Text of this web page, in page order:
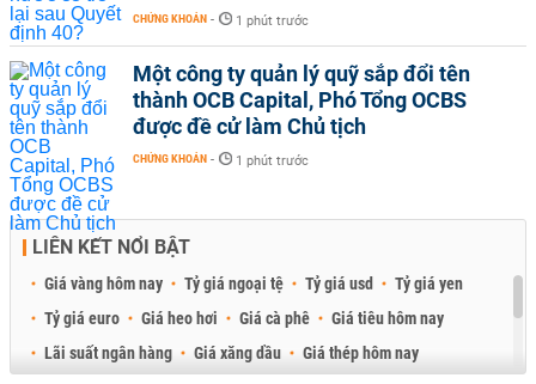
CHỨNG KHOÁN - 1 phút trước
Một công ty quản lý quỹ sắp đổi tên
thành OCB Capital, Phó Tổng OCBS
được đề cử làm Chủ tịch
CHỨNG KHOÁN - 1 phút trước
LIÊN KẾT NỔI BẬT
Giá vàng hôm nay Tỷ giá ngoại tệ Tỷ giá usd
Tỷ giá yen
Tỷ giá euro
Giá heo hơi Giá cà phê
Giá tiêu hôm nay
Lãi suất ngân hàng
Giá xăng dầu
Giá thép hôm nay